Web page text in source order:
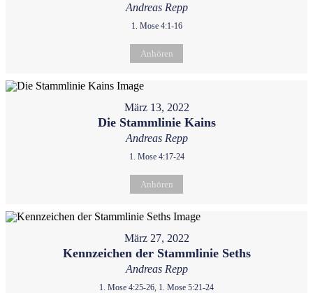
Andreas Repp
1. Mose 4:1-16
Anhören
März 13, 2022
Die Stammlinie Kains
Andreas Repp
1. Mose 4:17-24
Anhören
März 27, 2022
Kennzeichen der Stammlinie Seths
Andreas Repp
1. Mose 4:25-26, 1. Mose 5:21-24